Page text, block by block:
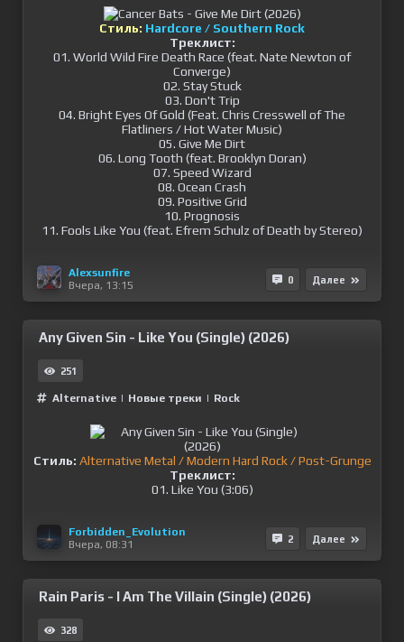
Стиль: Hardcore / Southern Rock
Треклист:
01. World Wild Fire Death Race (feat. Nate Newton of
Converge)
02. Stay Stuck
03. Don't Trip
04. Bright Eyes Of Gold (Feat. Chris Cresswell of The
Flatliners / Hot Water Music)
05. Give Me Dirt
06. Long Tooth (feat. Brooklyn Doran)
07. Speed Wizard
08. Ocean Crash
09. Positive Grid
10. Prognosis
11. Fools Like You (feat. Efrem Schulz of Death by Stereo)
Alexsunfire
Вчера, 13:15
0 Далее
Any Given Sin - Like You (Single) (2026)
251
Alternative | Новые треки | Rock
Стиль: Alternative Metal / Modern Hard Rock / Post-Grunge
Треклист:
01. Like You (3:06)
Forbidden_Evolution
Вчера, 08:31
2 Далее
Rain Paris - I Am The Villain (Single) (2026)
328